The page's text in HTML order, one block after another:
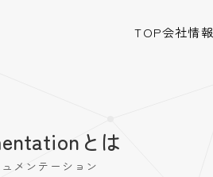
TOP会社情報
とは
メンテーション